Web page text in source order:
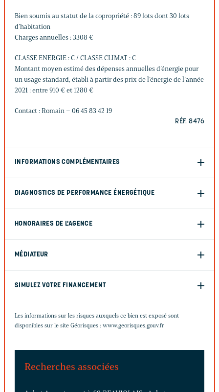
Bien soumis au statut de la copropriété : 89 lots dont 30 lots
d’habitation
Charges annuelles : 3308 €
CLASSE ENERGIE : C / CLASSE CLIMAT : C
Montant moyen estimé des dépenses annuelles d’énergie pour
un usage standard, établi à partir des prix de l’énergie de l’année
2021 : entre 910 € et 1280 €
Contact : Romain – 06 45 83 42 19
RÉF. 8476
INFORMATIONS COMPLÉMENTAIRES
DIAGNOSTICS DE PERFORMANCE ÉNERGÉTIQUE
HONORAIRES DE L'AGENCE
MÉDIATEUR
SIMULEZ VOTRE FINANCEMENT
Les informations sur les risques auxquels ce bien est exposé sont
disponibles sur le site Géorisques : www.georisques.gouv.fr
Recherches associées